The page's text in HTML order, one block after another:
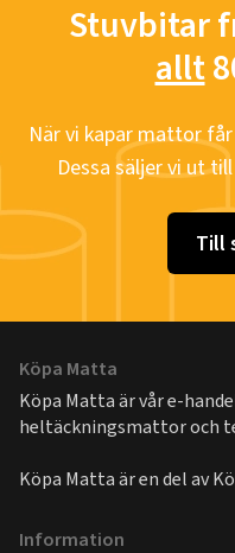
Stuvbitar
allt
När vi kapar mattor
Dessa säljer vi ut
Till
Köpa Matta
Köpa Matta är vår e-
heltäckningsmattor och
Köpa Matta är en del av
Information